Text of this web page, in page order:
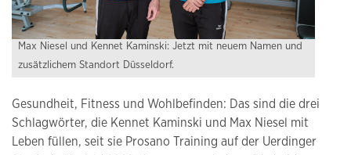
Max Niesel und Kennet Kaminski: Jetzt mit neuem Namen und
zusätzlichem Standort Düsseldorf.
Gesundheit, Fitness und Wohlbefinden: Das sind die drei
Schlagwörter, die Kennet Kaminski und Max Niesel mit
Leben füllen, seit sie Prosano Training auf der Uerdinger